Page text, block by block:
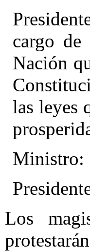
cargo
Nación
las leyes
Ministro:
Los